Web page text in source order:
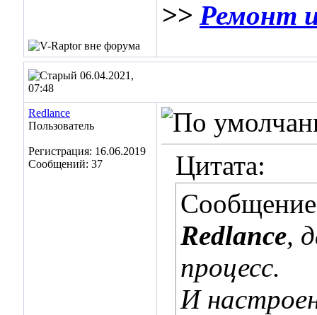
>> Ремонт
06.04.2021,
07:48
Redlance
Пользователь
Регистрация: 16.06.2019
Сообщений: 37
Цитата:
Redlance,
процесс.
И